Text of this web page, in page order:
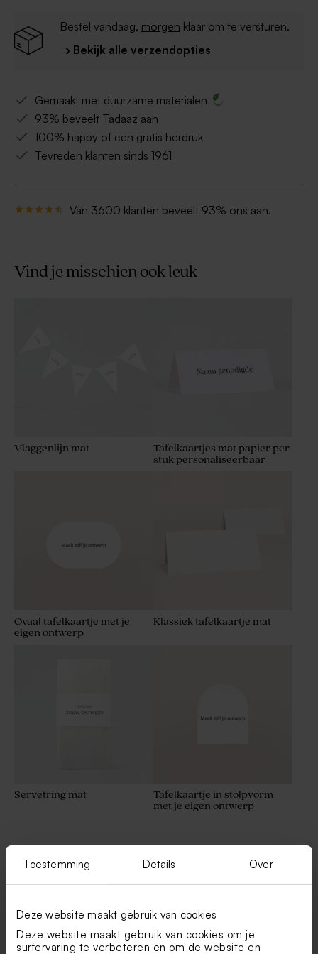
Toestemming Details Over
Deze website maakt gebruik van cookies
Deze website maakt gebruik van cookies om je
surfervaring te verbeteren en om de website en
Bestel vandaag, morgen klaar om te versturen.
› Bekijk alle verzendopties
Gemaakt met duurzame materialen
93% beveelt Tadaaz aan
100% happy of een gratis herdruk
Tevreden klanten sinds 1961
Van 3600 klanten beveelt 93% ons aan.
Vind je misschien ook leuk
Vlaggenlijn mat
Tafelkaartjes mat papier per
stuk personaliseerbaar
Ovaal tafelkaartje met je
eigen ontwerp
Klassiek tafelkaartje mat
Servetring mat
Tafelkaartje in stolpvorm
met je eigen ontwerp